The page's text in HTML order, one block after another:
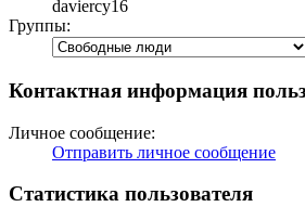
daviercy16
Группы:
Контактная информация
Личное сообщение:
Отправить личное сообщение
Статистика пользователя